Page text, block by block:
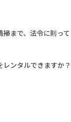
まで、法令に則って
ンタルできますか？